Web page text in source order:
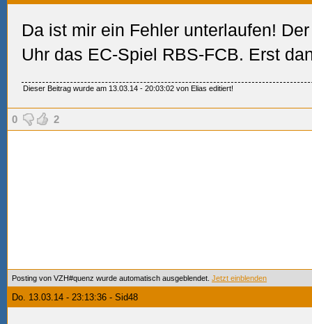
Da ist mir ein Fehler unterlaufen!
Uhr das EC-Spiel RBS-FCB. Erst
Dieser Beitrag wurde am 13.03.14 - 20:03:02 von Elias editiert!
0 2
Posting von VZH#quenz wurde automatisch ausgeblendet. Jetzt einblenden
Do. 13.03.14 - 23:13:36 - Sid48